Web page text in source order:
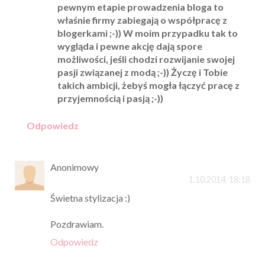
pewnym etapie prowadzenia bloga to
właśnie firmy zabiegają o współpracę z
blogerkami ;-)) W moim przypadku tak to
wygląda i pewne akcję dają spore
możliwości, jeśli chodzi rozwijanie swojej
pasji związanej z modą ;-)) Życzę i Tobie
takich ambicji, żebyś mogła łączyć pracę z
przyjemnością i pasją ;-))
Odpowiedz
Anonimowy
1.10.2014, 18:18
Świetna stylizacja :)
Pozdrawiam.
Odpowiedz